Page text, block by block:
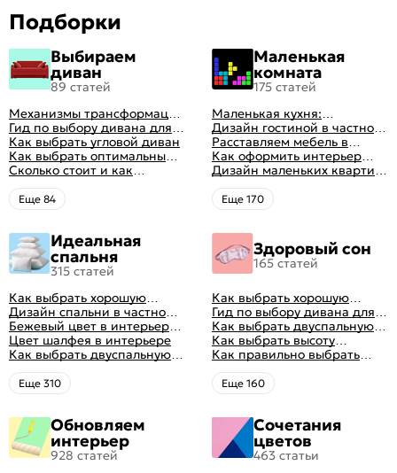
Подборки
Выбираем
диван
89 статей
Механизмы трансформации
диванов: все виды,
особенности, плюсы и
минусы
Гид по выбору дивана для
сна
Как выбрать угловой диван
Как выбрать оптимальный
цвет стен в гостиной: 50
фото и идей оформления
Сколько стоит и как
перетянуть диван
Eще 84
Маленькая
комната
175 статей
Маленькая кухня:
планировка, стили, цвет и
рисунок, реальные фото
Дизайн гостиной в частном
доме: 50 вариантов с фото
Расставляем мебель в
гостиной: главные правила
рациональной планировки
Как оформить интерьер
однокомнатной квартиры:
47 классных идей с фото
Дизайн маленьких квартир:
10 идей для дизайна
интерьера с фото
Eще 170
Идеальная
спальня
315 статей
Как выбрать хорошую
кровать для сна
Дизайн спальни в частном
доме: множество идей
оформления идеальных
интерьеров
Бежевый цвет в интерьере
спальни 2024, 40 красивых
интерьеров с фото
Цвет шалфея в интерьере
Как выбрать двуспальную
кровать и матрас
правильно: советы и фото в
интерьере
Eще 310
Здоровый сон
165 статей
Как выбрать хорошую
кровать для сна
Гид по выбору дивана для
сна
Как выбрать двуспальную
кровать и матрас
правильно: советы и фото в
интерьере
Как выбрать высоту
матраса
Как правильно выбрать
ортопедический матрас
Eще 160
Обновляем
интерьер
928 статей
Сочетания
цветов
463 статьи